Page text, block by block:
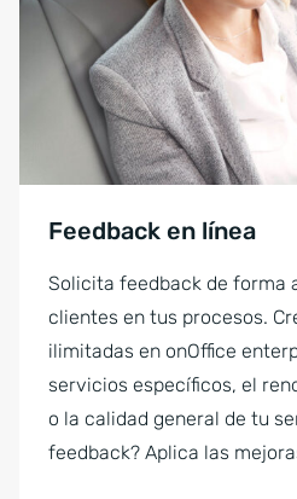
Feedback en línea
Solicita feedback de forma
clientes en tus procesos.
ilimitadas en onOffice
servicios específicos, el
o la calidad general de tu
feedback? Aplica las